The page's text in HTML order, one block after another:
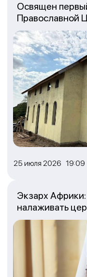
25 июля 2026 19:09
Освящен
Православной
Экзарх
налаживать